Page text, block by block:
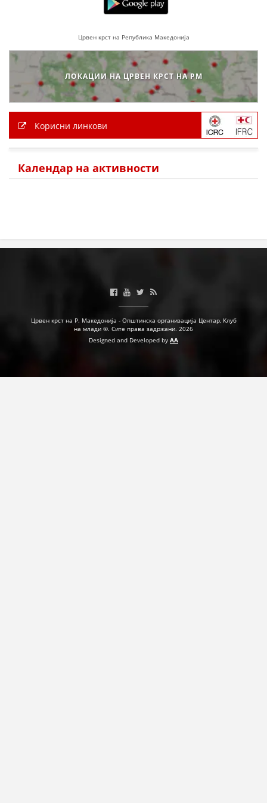
ДОГОВОРИ
ЗНАЧЕЊЕ НА СЛУЖБАТА ЗА БАРАЊЕ
ФОРМУЛАРИ ЗА БАРАЊА
ЗДРАВСТВЕНО ПРЕВЕНТИВНА ДЕЈНОСТ
ЗА НАС
ПРИРАЧНИЦИ
Црвен крст на Република Македонија
ЛОКАЦИИ НА ЦРВЕН КРСТ НА РМ
Корисни линкови
Календар на активности
Црвен крст на Р. Македонија - Општинска организација Центар, Клуб
на млади ©. Сите права задржани. 2026
Designed and Developed by AA